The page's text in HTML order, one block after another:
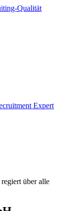
Qualität
Expert
über alle